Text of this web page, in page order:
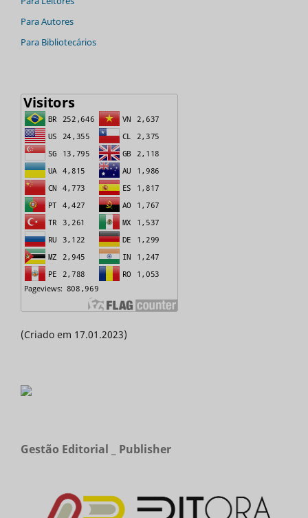
Para Autores
Para Bibliotecários
(Criado em 17.01.2023)
Gestão Editorial _ Publisher